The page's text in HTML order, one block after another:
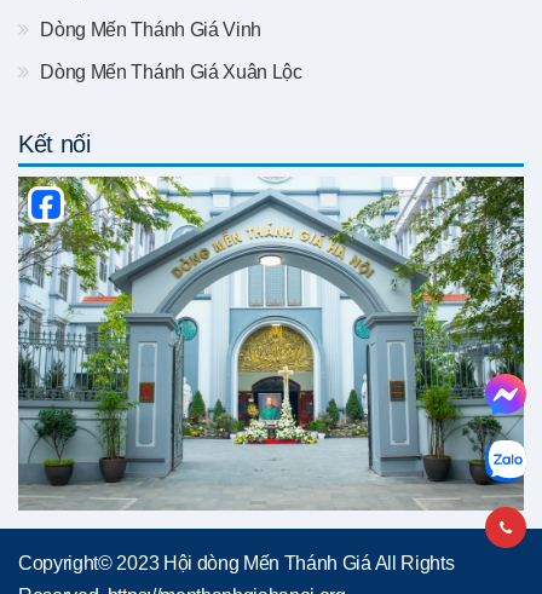
Dòng Mến Thánh Giá Vinh
Dòng Mến Thánh Giá Xuân Lộc
Kết nối
Copyright© 2023 Hội dòng Mến Thánh Giá All Rights